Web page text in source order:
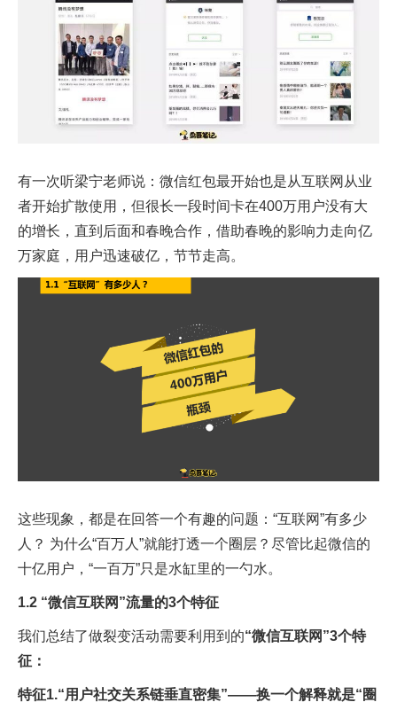
有一次听梁宁老师说：微信红包最开始也是从互联网从业
者开始扩散使用，但很长一段时间卡在400万用户没有大
的增长，直到后面和春晚合作，借助春晚的影响力走向亿
万家庭，用户迅速破亿，节节走高。
这些现象，都是在回答一个有趣的问题：“互联网”有多少
人？ 为什么“百万人”就能打透一个圈层？尽管比起微信的
十亿用户，“一百万”只是水缸里的一勺水。
1.2 “微信互联网”流量的3个特征
我们总结了做裂变活动需要利用到的“微信互联网”3个特
征：
特征1.“用户社交关系链垂直密集”——换一个解释就是“圈